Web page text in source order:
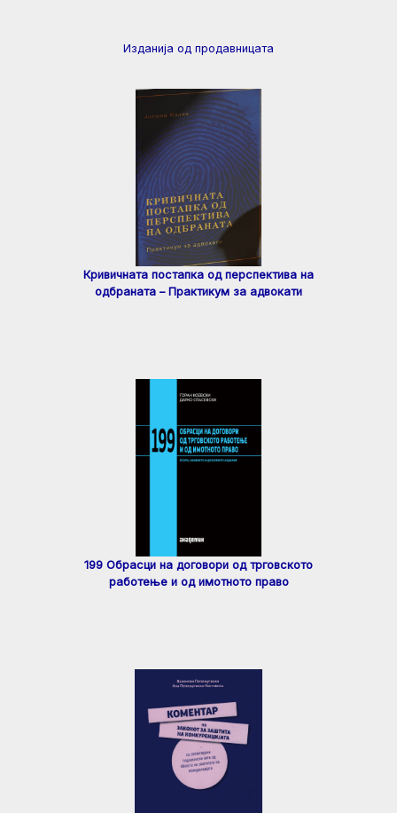
Изданија од продавницата
Кривичната постапка од перспектива на
одбраната – Практикум за адвокати
199 Обрасци на договори од трговското
работење и од имотното право